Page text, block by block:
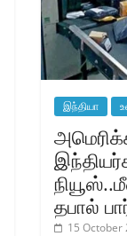
இந்தியா
தபால்
15 October